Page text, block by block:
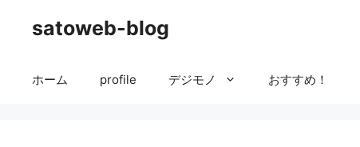
satoweb-blog
ホーム profile デジモノ おすすめ！